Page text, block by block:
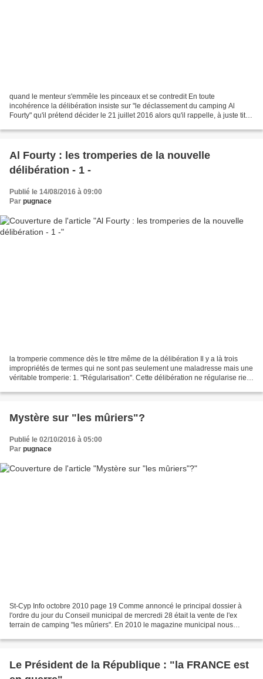
quand le menteur s'emmêle les pinceaux et se contredit En toute
incohérence la délibération insiste sur "le déclassement du camping Al
Fourty" qu'il prétend décider le 21 juillet 2016 alors qu'il rappelle, à juste titre
Al Fourty : les tromperies de la nouvelle
délibération - 1 -
Publié le 14/08/2016 à 09:00
Par pugnace
la tromperie commence dès le titre même de la délibération Il y a là trois
impropriétés de termes qui ne sont pas seulement une maladresse mais une
véritable tromperie: 1. "Régularisation". Cette délibération ne régularise rien:
Mystère sur "les mûriers"?
Publié le 02/10/2016 à 05:00
Par pugnace
St-Cyp Info octobre 2010 page 19 Comme annoncé le principal dossier à
l'ordre du jour du Conseil municipal de mercredi 28 était la vente de l'ex
terrain de camping "les mûriers". En 2010 le magazine municipal nous
Le Président de la République : "la FRANCE est